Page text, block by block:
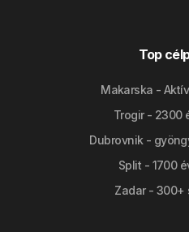
Top
Makarska -
Trogir - 2300
Dubrovnik -
Split - 1700
Zadar - 300+